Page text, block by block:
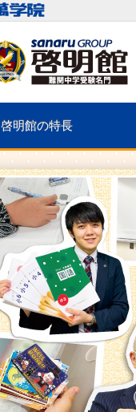
啓明館の特長